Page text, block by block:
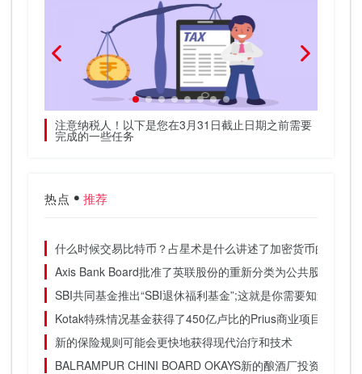
注意纳税人！以下是您在3月31日截止日期之前需要
完成的一些任务
热点 推荐
什么时候交易比特币？占星术是什么讲述了加密货币的运动
Axis Bank Board批准了英联股份的重新分类为公共股东
SBI共同基金推出“SBI退休福利基金”;这就是你需要知道的一切
Kotak特殊情况基金获得了450亿卢比的Prius商业项目
新的保险规则可能会更快地获得现代治疗和技术
BALRAMPUR CHINI BOARD OKAYS新的酿酒厂投资卢比